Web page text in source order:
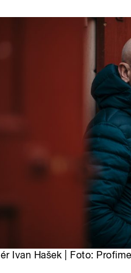
Ivan Hašek | Foto: